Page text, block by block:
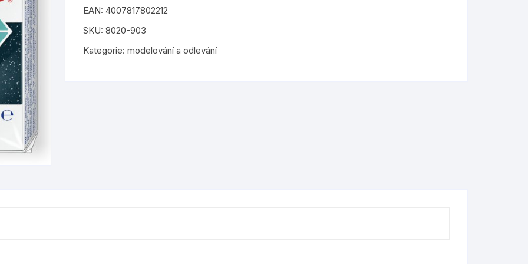
a
hudební nástroje
igráčci
odrážedla, koloběžky
ostatní
plyšové
pro holky
barvy a laky
tiskopisysamolepky
tetování
kreativní sešity
EAN: 4007817802212
SKU: 8020-903
Kategorie: modelování a odlevání